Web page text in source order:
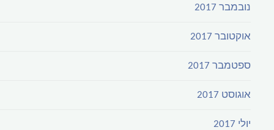
נובמבר 2017
אוקטובר 2017
ספטמבר 2017
אוגוסט 2017
יולי 2017